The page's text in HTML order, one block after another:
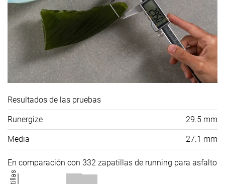
Resultados de las pruebas
Runergize 29.5 mm
Media 27.1 mm
En comparación con 332 zapatillas de running para asfalto